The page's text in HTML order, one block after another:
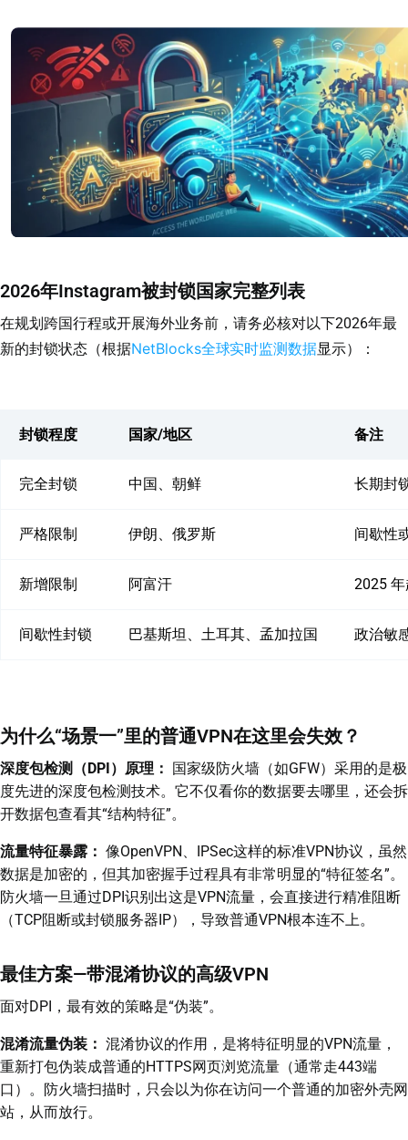
2026年Instagram被封锁国家完整列表
在规划跨国行程或开展海外业务前，请务必核对以下2026年最
新的封锁状态（根据NetBlocks全球实时监测数据显示）：
封锁程度 国家/地区 备注
完全封锁 中国、朝鲜 长期封
严格限制 伊朗、俄罗斯 间歇性
新增限制 阿富汗 2025
间歇性封锁 巴基斯坦、土耳其、孟加拉国 政治敏
为什么“场景一”里的普通VPN在这里会失效？
深度包检测（DPI）原理：
国家级防火墙（如GFW）采用的是极
度先进的深度包检测技术。它不仅看你的数据要去哪里，还会拆
开数据包查看其“结构特征”。
流量特征暴露： 像OpenVPN、IPSec这样的标准VPN协议，虽然
数据是加密的，但其加密握手过程具有非常明显的“特征签名”。
防火墙一旦通过DPI识别出这是VPN流量，会直接进行精准阻断
（TCP阻断或封锁服务器IP），导致普通VPN根本连不上。
最佳方案—带混淆协议的高级VPN
面对DPI，最有效的策略是“伪装”。
混淆流量伪装： 混淆协议的作用，是将特征明显的VPN流量，
重新打包伪装成普通的HTTPS网页浏览流量（通常走443端
口）。防火墙扫描时，只会以为你在访问一个普通的加密外壳网
站，从而放行。